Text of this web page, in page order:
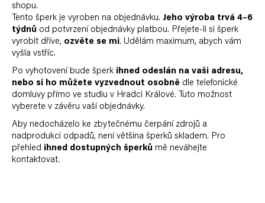
shopu.
Tento šperk je vyroben na objednávku. Jeho výroba trvá 4–6
týdnů od potvrzení objednávky platbou. Přejete-li si šperk
vyrobit dříve, ozvěte se mi. Udělám maximum, abych vám
vyšla vstříc.
Po vyhotovení bude šperk ihned odeslán na vaši adresu,
nebo si ho můžete vyzvednout osobně dle telefonické
domluvy přímo ve studiu v Hradci Králové. Tuto možnost
vyberete v závěru vaší objednávky.
Aby nedocházelo ke zbytečnému čerpání zdrojů a
nadprodukci odpadů, není většina šperků skladem. Pro
přehled ihned dostupných šperků mě neváhejte
kontaktovat.